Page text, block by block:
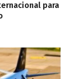
para